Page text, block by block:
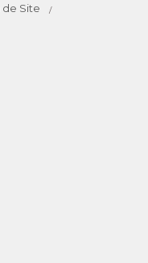
de Site